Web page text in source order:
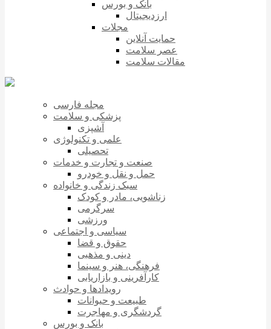
بانک و بورس
ارزدیجیتال
مجلات
حمایت آنلاین
عصر سلامت
مقالات سلامت
مجله فارسی
پزشکی و سلامت
آشپزی
علمی و تکنولوژی
تحصیلی
صنعت و تجارت و خدمات
حمل و نقل و خودرو
سبک زندگی و خانواده
زناشویی، مادر و کودک
سرگرمی
ورزشی
سیاسی و اجتماعی
حقوق و قضا
دینی و مذهبی
فرهنگی، هنر و سینما
کارآفرینی و بازاریابی
رویدادها و حوادث
طبیعت و حیوانات
گردشگری و مهاجرت
بانک و بورس